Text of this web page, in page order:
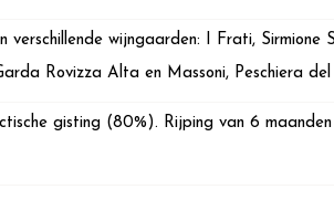
verschillende wijngaarden: I Frati,
Rovizza Alta en Massoni, Peschiera
gisting (80%). Rijping van 6